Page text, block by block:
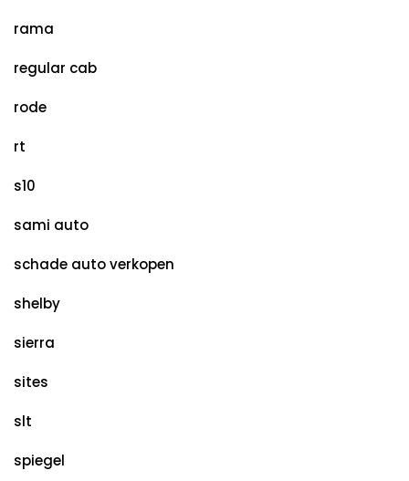
rama
regular cab
rode
rt
s10
sami auto
schade auto verkopen
shelby
sierra
sites
slt
spiegel